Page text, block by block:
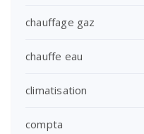
chauffage gaz
chauffe eau
climatisation
compta